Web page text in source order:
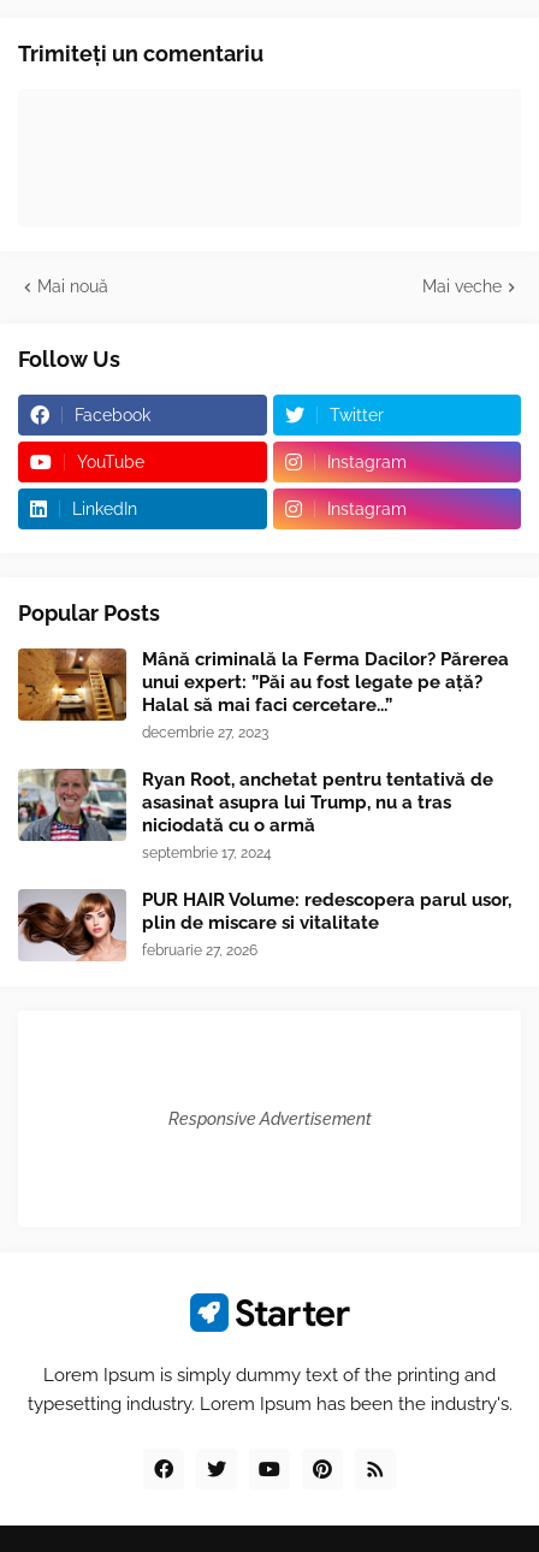
Trimiteți un comentariu
Mai nouă Mai veche
Follow Us
Facebook Twitter
YouTube Instagram
LinkedIn Instagram
Popular Posts
Mână criminală la Ferma Dacilor? Părerea
unui expert: ”Păi au fost legate pe ață?
Halal să mai faci cercetare...”
decembrie 27, 2023
Ryan Root, anchetat pentru tentativă de
asasinat asupra lui Trump, nu a tras
niciodată cu o armă
septembrie 17, 2024
PUR HAIR Volume: redescopera parul usor,
plin de miscare si vitalitate
februarie 27, 2026
Responsive Advertisement
Lorem Ipsum is simply dummy text of the printing and
typesetting industry. Lorem Ipsum has been the industry's.